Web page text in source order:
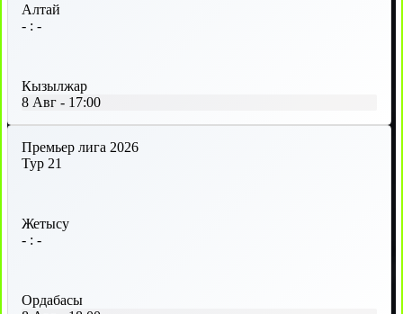
Алтай
- : -
Кызылжар
8 Авг - 17:00
Премьер лига 2026
Тур 21
Жетысу
- : -
Ордабасы